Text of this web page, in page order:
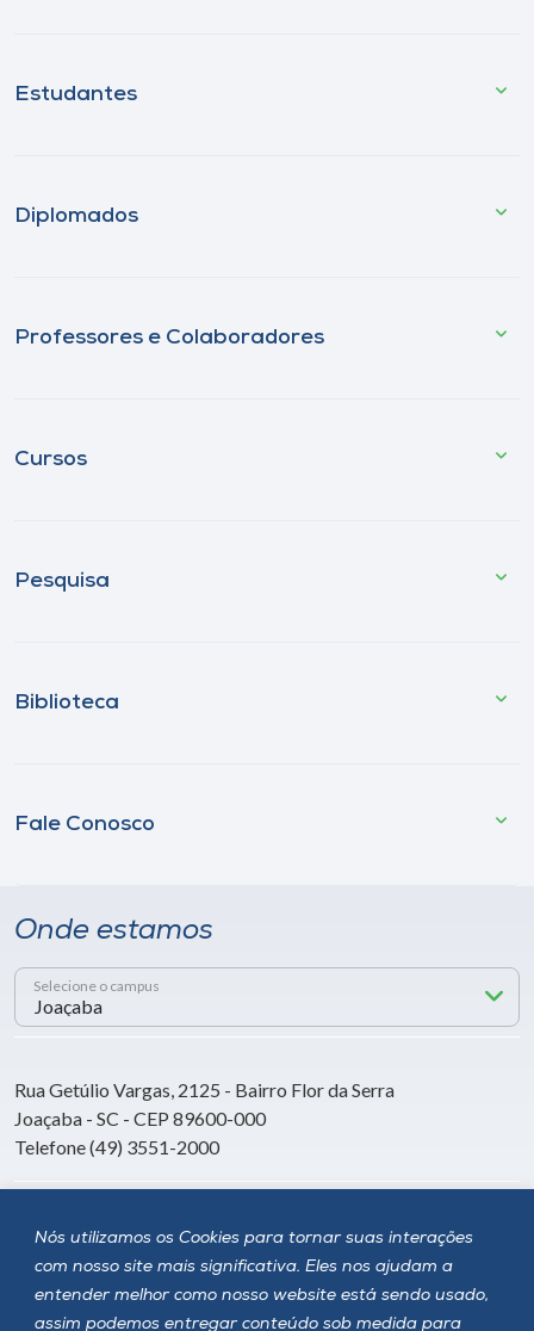
Nós utilizamos os Cookies para tornar suas interações
com nosso site mais significativa. Eles nos ajudam a
entender melhor como nosso website está sendo usado,
assim podemos entregar conteúdo sob medida para
Estudantes
Diplomados
Professores e Colaboradores
Cursos
Pesquisa
Biblioteca
Fale Conosco
Onde estamos
Selecione o campus
Rua Getúlio Vargas, 2125 - Bairro Flor da Serra
Joaçaba - SC - CEP 89600-000
Telefone (49) 3551-2000
Siga a Unoesc